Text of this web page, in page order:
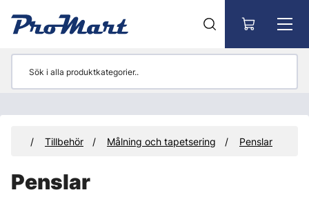
Tillbehör Målning och tapetsering Penslar
Penslar